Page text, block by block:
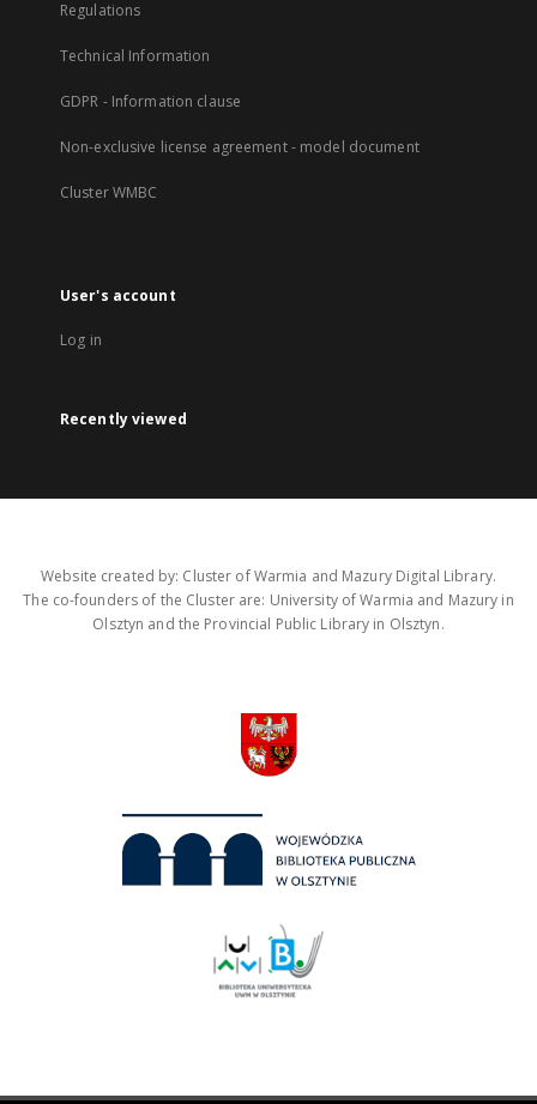
Regulations
Technical Information
GDPR - Information clause
Non-exclusive license agreement - model document
Cluster WMBC
User's account
Log in
Recently viewed
Website created by: Cluster of Warmia and Mazury Digital Library.
The co-founders of the Cluster are: University of Warmia and Mazury in
Olsztyn and the Provincial Public Library in Olsztyn.